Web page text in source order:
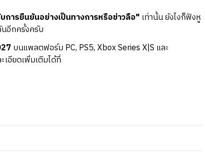
การยืนยันอย่างเป็นทางการหรือข่าวลือ" เท่านั้น ยังไงก็ฟังหู
อีกครั้งครับ
บนแพลตฟอร์ม PC, PS5, Xbox Series X|S และ
เอียดเพิ่มเติมได้ที่